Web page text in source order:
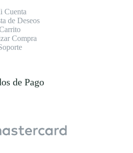
Cuenta
de Deseos
Compra
de Pago